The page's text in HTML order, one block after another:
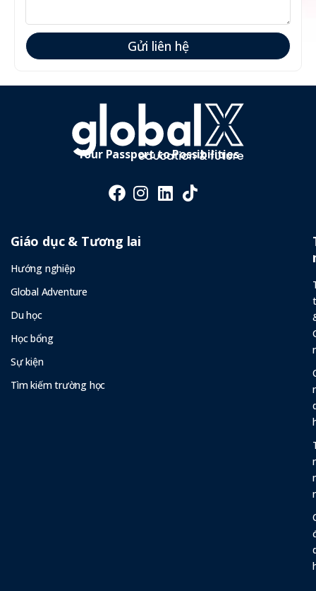
Gửi liên hệ
Your Passport to Possibilities
Giáo dục & Tương lai
Hướng nghiệp
Global Adventure
Du học
Học bổng
Sự kiện
Tìm kiếm trường học